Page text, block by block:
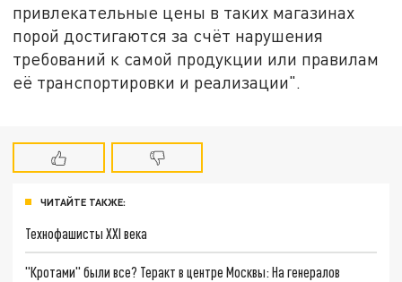
привлекательные цены в таких магазинах
порой достигаются за счёт нарушения
требований к самой продукции или правилам
её транспортировки и реализации".
ЧИТАЙТЕ ТАКЖЕ:
Технофашисты XXI века
"Кротами" были все? Теракт в центре Москвы: На генералов